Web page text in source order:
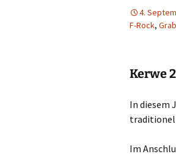
4.
F-Rock,
Kerwe
In diesem
Im